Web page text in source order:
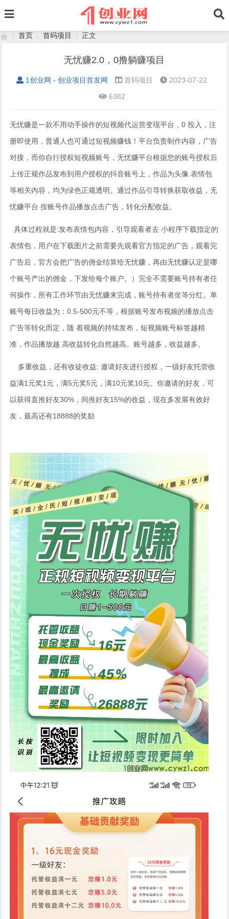
首页
›
首码项目
›
正文
无忧赚2.0，0撸躺赚项目
1创业网 - 创业项目首发网 首码项目
2023-07-22
6382
无忧赚是一款不用动手操作的短视频代运营变现平台，0 投入，注
册即使用，普通人也可通过短视频赚钱！平台负责制作内容，广告
对接，而你自行授权短视频账号，无忧赚平台根据您的账号授权后
上传正规作品发布到用户授权的抖音账号上，作品为头像.表情包
等相关内容，均为绿色正规透明。通过作品引导转换获取收益，无
忧赚平台 按账号作品播放点击广告，转化分配收益。
具体过程就是:发布表情包内容，引导观看者去 小程序下载指定的
表情包，用户在下载图片之前需要先观看官方指定的广告，观看完
广告后，官方会把广告的佣金结算给无忧赚，再由无忧赚认定是哪
个账号产出的佣金，下发给每个账户。）完全不需要账号持有者任
何操作，所有工作环节由无忧赚来完成，账号持有者坐等分红。单
账号每日收益为：0.5-500元不等，根据账号发布视频的播放点击
广告等转化而定，随 着视频的持续发布，短视频账号标签越精
准，作品播放越 高收益转化自然越高。账号越多，收益越多。
多重收益，还有收徒收益: 邀请好友进行授权，一级好友托管收
益满1元奖1元，满5元奖5元，满10元奖10元。你邀请的好友，可
以获得直推好友30%，间推好友15%的收益，现在多发展有效好
友，最高还有18888的奖励